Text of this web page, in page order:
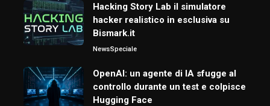
Hacking Story Lab il simulatore
hacker realistico in esclusiva su
Bismark.it
NewsSpeciale
OpenAI: un agente di IA sfugge al
controllo durante un test e colpisce
Hugging Face